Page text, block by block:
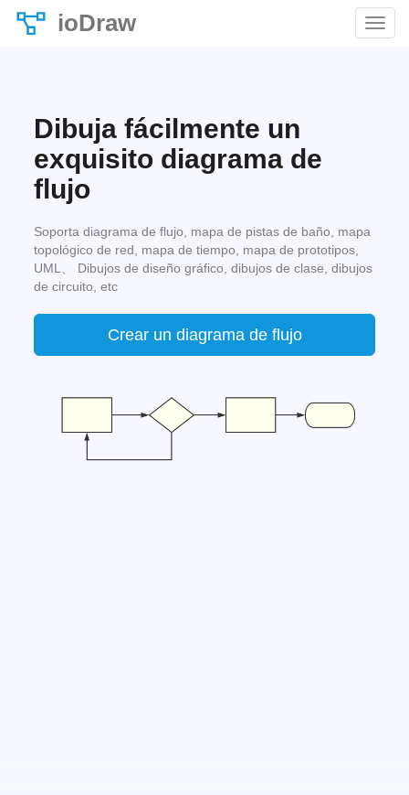
ioDraw
Dibuja fácilmente un
exquisito diagrama de
flujo
Soporta diagrama de flujo, mapa de pistas de baño, mapa
topológico de red, mapa de tiempo, mapa de prototipos,
UML、 Dibujos de diseño gráfico, dibujos de clase, dibujos
de circuito, etc
Crear un diagrama de flujo